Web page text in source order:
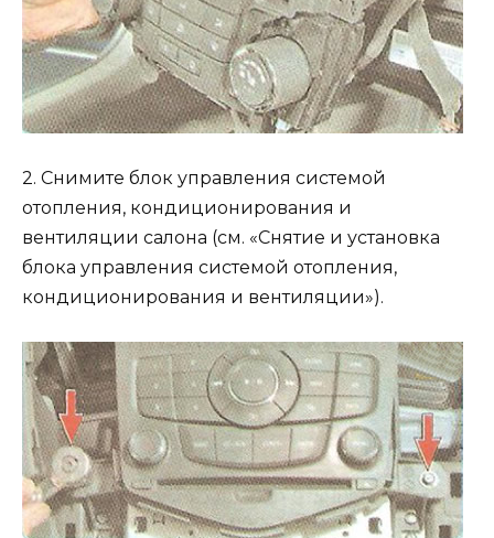
2. Снимите блок управления системой
отопления, кондиционирования и
вентиляции салона (см. «Снятие и установка
блока управления системой отопления,
кондиционирования и вентиляции»).